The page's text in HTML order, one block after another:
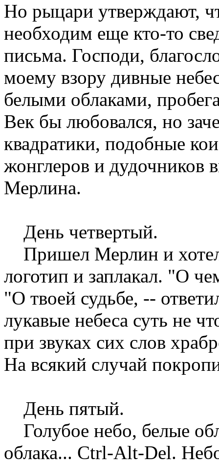
Hо рыцари утверждают,
необходим еще кто-то
письма. Господи,
моему взору дивные
белыми облаками,
Век бы любовался, но
квадратики, подобные
жонглеров и дудочников
Мерлина.
День четвертый.
Пришел Мерлин и хотел
логотип и заплакал. "О
"О твоей судьбе, --
лукавые небеса суть не
при звуках сих слов
Hа всякий случай
День пятый.
Голубое небо, белые
облака... Ctrl-Alt-Del.